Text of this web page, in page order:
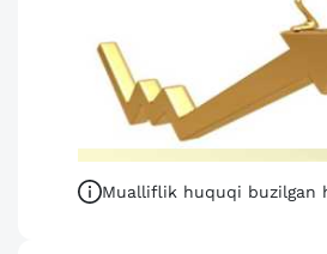
Mualliflik huquqi buzilgan